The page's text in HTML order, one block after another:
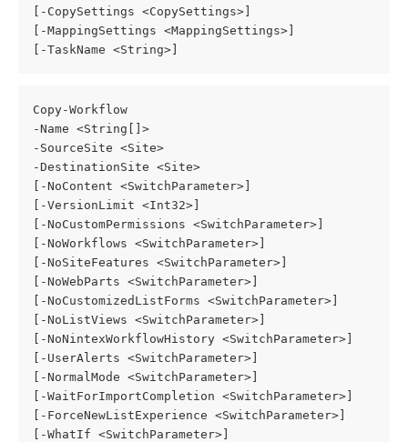
[-CopySettings <CopySettings>]
[-MappingSettings <MappingSettings>]
[-TaskName <String>]
Copy-Workflow
-Name <String[]>
-SourceSite <Site>
-DestinationSite <Site>
[-NoContent <SwitchParameter>]
[-VersionLimit <Int32>]
[-NoCustomPermissions <SwitchParameter>]
[-NoWorkflows <SwitchParameter>]
[-NoSiteFeatures <SwitchParameter>]
[-NoWebParts <SwitchParameter>]
[-NoCustomizedListForms <SwitchParameter>]
[-NoListViews <SwitchParameter>]
[-NoNintexWorkflowHistory <SwitchParameter>]
[-UserAlerts <SwitchParameter>]
[-NormalMode <SwitchParameter>]
[-WaitForImportCompletion <SwitchParameter>]
[-ForceNewListExperience <SwitchParameter>]
[-WhatIf <SwitchParameter>]